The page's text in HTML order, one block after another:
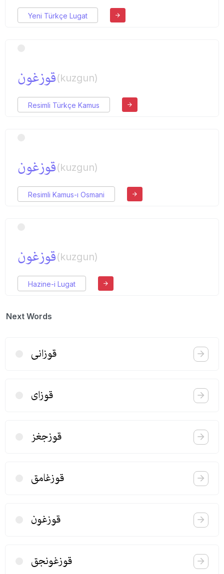
Yeni Türkçe Lugat
قوزغون(kuzgun)
Resimli Türkçe Kamus
قوزغون(kuzgun)
Resimli Kamus-ı Osmani
قوزغون(kuzgun)
Hazine-i Lugat
Next Words
قوزانی
قوزای
قوزجغز
قوزغامق
قوزغون
قوزغونجق